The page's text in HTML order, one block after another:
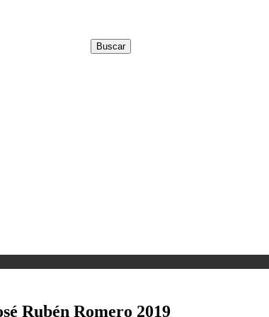
Rubén Romero 2019